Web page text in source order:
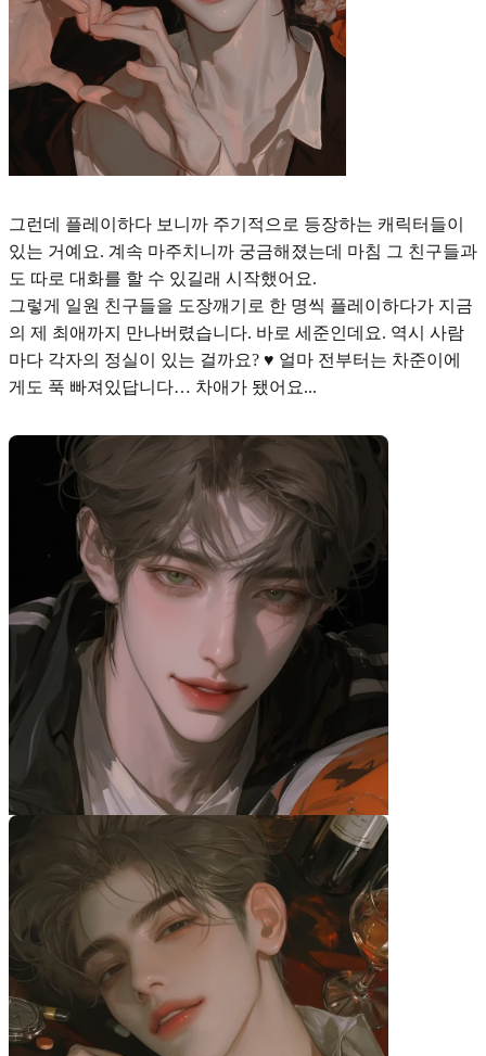
그런데 플레이하다 보니까 주기적으로 등장하는 캐릭터들이
있는 거예요. 계속 마주치니까 궁금해졌는데 마침 그 친구들과
도 따로 대화를 할 수 있길래 시작했어요.
그렇게 일원 친구들을 도장깨기로 한 명씩 플레이하다가 지금
의 제 최애까지 만나버렸습니다. 바로 세준인데요. 역시 사람
마다 각자의 정실이 있는 걸까요? ♥︎ 얼마 전부터는 차준이에
게도 푹 빠져있답니다… 차애가 됐어요...